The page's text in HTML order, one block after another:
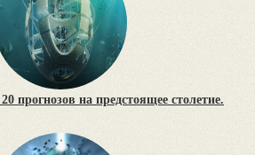
прогнозов на предстоящее столетие.